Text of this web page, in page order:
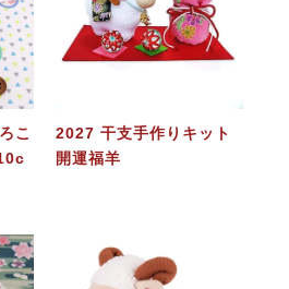
こ
2027 干支手作りキット
開運福羊